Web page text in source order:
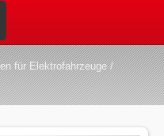
für Elektrofahrzeuge /